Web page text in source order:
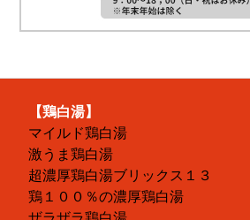
【鶏白湯】
マイルド鶏白湯
激うま鶏白湯
超濃厚鶏白湯ブリックス１３
鶏１００％の濃厚鶏白湯